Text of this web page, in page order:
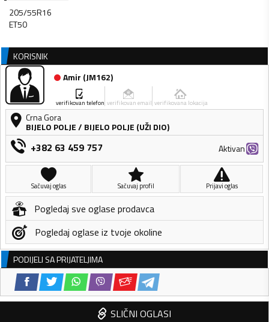
205/55R16
KORISNIK
Amir (JM162)
verifikovan telefon verifikovan email verifikovana lokacija
Crna Gora
BIJELO POLJE/ BIJELO POLJE (UŽI DIO)
+382 63 459 757 Aktivan
Sačuvaj oglas Sačuvaj profil Prijavi oglas
Pogledaj sve oglase prodavca
Pogledaj oglase iz tvoje okoline
PODIJELI SA PRIJATELJIMA
SLIČNI OGLASI